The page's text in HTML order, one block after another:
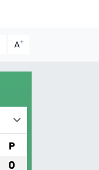
A+
P
0